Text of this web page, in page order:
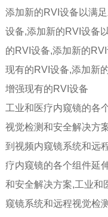
添加新的RVI设备以满
设备,添加新的RVI设备
的RVI设备,添加新的
现有的RVI设备,添加新
增强现有的RVI设备
工业和医疗内窥镜的各
视觉检测和安全解决方
到视频内窥镜系统和远
疗内窥镜的各个组件延
和安全解决方案,工业和
窥镜系统和远程视觉检